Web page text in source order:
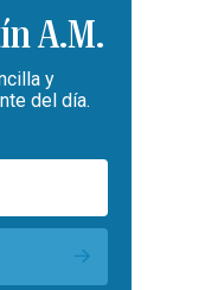
A.M.
y
del día.